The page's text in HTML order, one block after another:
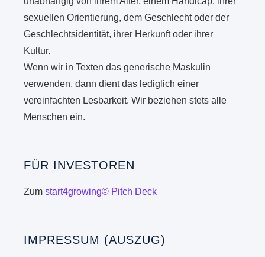
sexuellen Orientierung, dem Geschlecht oder der
Geschlechtsidentität, ihrer Herkunft oder ihrer
Kultur.
Wenn wir in Texten das generische Maskulin
verwenden, dann dient das lediglich einer
vereinfachten Lesbarkeit. Wir beziehen stets alle
Menschen ein.
FÜR INVESTOREN
Zumstart4growing© Pitch Deck
IMPRESSUM (AUSZUG)